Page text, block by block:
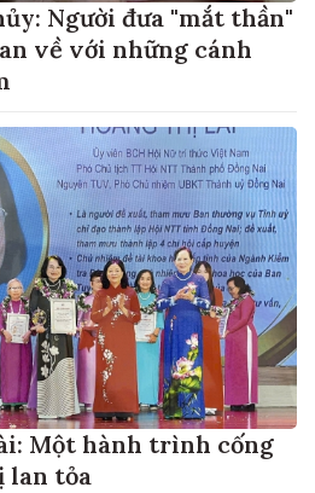
Người đưa "mắt thần"
về với những cánh
Một hành trình cống
lan tỏa